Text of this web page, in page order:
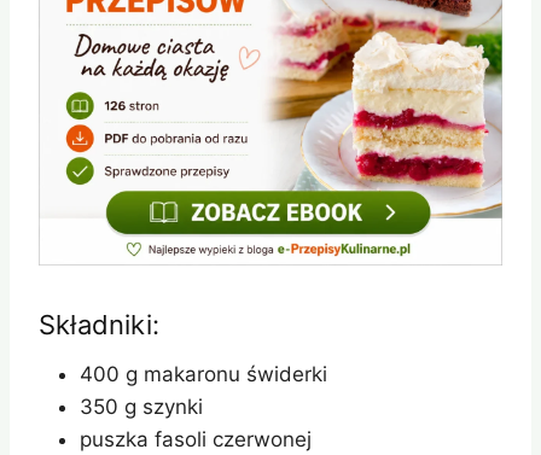
Składniki:
400 g makaronu świderki
350 g szynki
puszka fasoli czerwonej